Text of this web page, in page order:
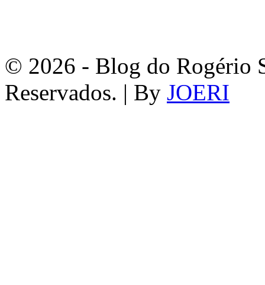
© 2026 - Blog do Rogério
Reservados. | By JOERI